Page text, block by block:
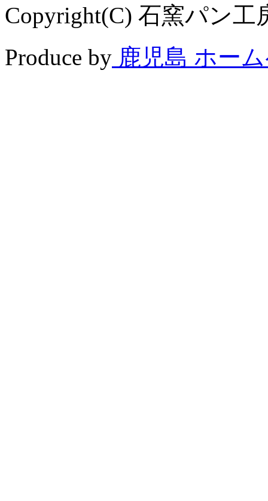
Copyright(C) 石窯パン工
Produce by 鹿児島 ホー